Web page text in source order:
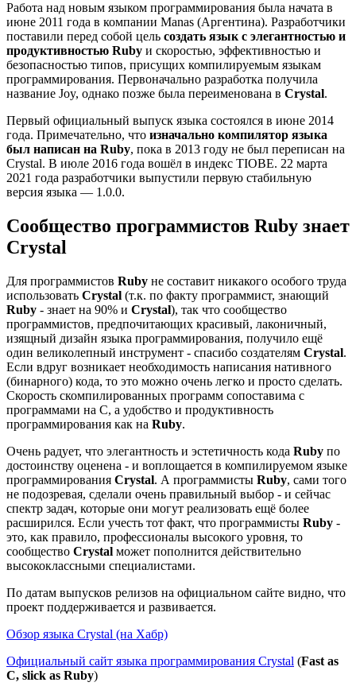
Работа над новым языком программирования была начата в
июне 2011 года в компании Manas (Аргентина). Разработчики
поставили перед собой цель создать язык с элегантностью и
продуктивностью Ruby и скоростью, эффективностью и
безопасностью типов, присущих компилируемым языкам
программирования. Первоначально разработка получила
название Joy, однако позже была переименована в Crystal.
Первый официальный выпуск языка состоялся в июне 2014
года. Примечательно, что изначально компилятор языка
был написан на Ruby, пока в 2013 году не был переписан на
Crystal. В июле 2016 года вошёл в индекс TIOBE. 22 марта
2021 года разработчики выпустили первую стабильную
версия языка — 1.0.0.
Сообщество программистов Ruby знает
Crystal
Для программистов Ruby не составит никакого особого труда
использовать Crystal (т.к. по факту программист, знающий
Ruby - знает на 90% и Crystal), так что сообщество
программистов, предпочитающих красивый, лаконичный,
изящный дизайн языка программирования, получило ещё
один великолепный инструмент - спасибо создателям Crystal.
Если вдруг возникает необходимость написания нативного
(бинарного) кода, то это можно очень легко и просто сделать.
Скорость скомпилированных программ сопоставима с
программами на C, а удобство и продуктивность
программирования как на Ruby.
Очень радует, что элегантность и эстетичность кода Ruby по
достоинству оценена - и воплощается в компилируемом языке
программирования Crystal. А программисты Ruby, сами того
не подозревая, сделали очень правильный выбор - и сейчас
спектр задач, которые они могут реализовать ещё более
расширился. Если учесть тот факт, что программисты Ruby -
это, как правило, профессионалы высокого уровня, то
сообщество Crystal может пополнится действительно
высококлассными специалистами.
По датам выпусков релизов на официальном сайте видно, что
проект поддерживается и развивается.
Обзор языка Crystal (на Хабр)
Официальный сайт языка программирования Crystal (Fast as
C, slick as Ruby)